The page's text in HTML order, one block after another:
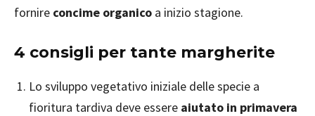
fornire concime organico a inizio stagione.
4 consigli per tante margherite
Lo sviluppo vegetativo iniziale delle specie a
fioritura tardiva deve essere aiutato in primavera